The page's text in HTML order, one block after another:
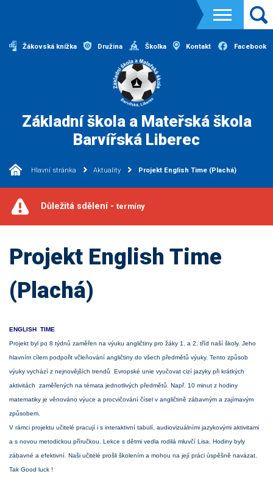
Žákovská knížka Družina Školka Kontakt Facebook
Základní škola a Mateřská škola
Barvířská Liberec
Hlavní stránka Aktuality Projekt English Time (Plachá)
Důležitá sdělení - termíny
Projekt English Time
(Plachá)
ENGLISH TIME
Projekt byl po 8 týdnů zaměřen na výuku angličtiny pro žáky 1. a 2. tříd naší školy. Jeho
hlavním cílem podpořit včleňování angličtiny do všech předmětů výuky. Tento způsob
výuky vychází z nejnovějších trendů Evropské unie vyučovat cizí jazyky při krátkých
aktivitách zaměřených na témata jednotlivých předmětů. Např. 10 minut z hodiny
matematiky je věnováno výuce a procvičování čísel v angličtině zábavným a zajímavým
způsobem.
V rámci projektu učitelé pracují i s interaktivní tabulí, audiovizuálními jazykovými aktivitami
a s novou metodickou příručkou. Lekce s dětmi vedla rodilá mluvčí Lisa. Hodiny byly
zábavné a efektivní. Naši učitelé prošli školením a mohou na její práci úspěšně navázat.
Tak Good luck !